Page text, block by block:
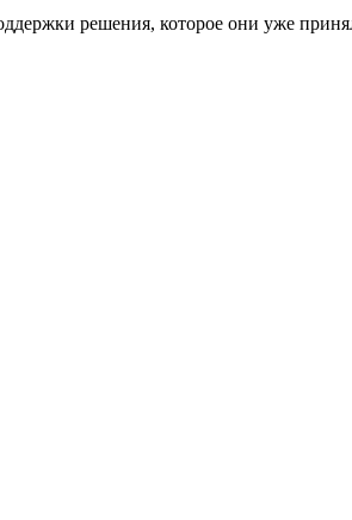
решения, которое они уже